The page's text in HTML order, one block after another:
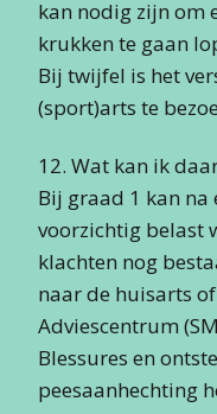
kan nodig zijn om
krukken te gaan
Bij twijfel is het
(sport)arts te
12. Wat kan ik
Bij graad 1 kan na
voorzichtig belast
klachten nog
naar de huisarts
Adviescentrum
Blessures en
peesaanhechting